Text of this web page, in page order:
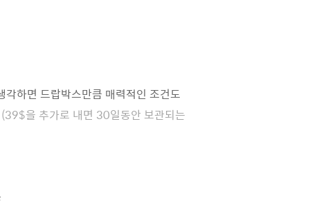
하면 드랍박스만큼 매력적인 조건도
(39$을 추가로 내면 30일동안 보관되는